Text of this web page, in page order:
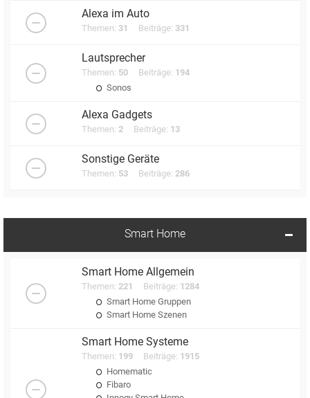
Alexa im Auto
Themen: 31 Beiträge: 331
Lautsprecher
Themen: 50 Beiträge: 194
Sonos
Alexa Gadgets
Themen: 2 Beiträge: 13
Sonstige Geräte
Themen: 53 Beiträge: 286
Smart Home
Smart Home Allgemein
Themen: 221 Beiträge: 1284
Smart Home Gruppen
Smart Home Szenen
Smart Home Systeme
Themen: 199 Beiträge: 1915
Homematic
Fibaro